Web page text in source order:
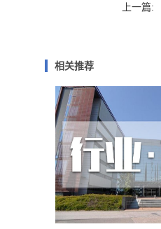
上一篇:
相关推荐